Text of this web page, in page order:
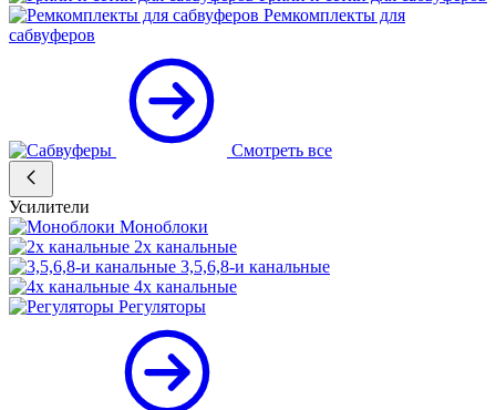
Ремкомплекты для
сабвуферов
Смотреть все
Усилители
Моноблоки
2х канальные
3,5,6,8-и канальные
4х канальные
Регуляторы